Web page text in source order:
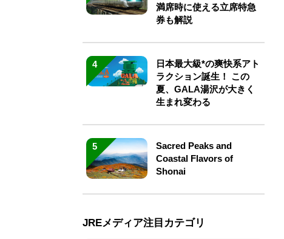
満席時に使える立席特急
券も解説
4
日本最大級*の爽快系アト
ラクション誕生！ この
夏、GALA湯沢が大きく
生まれ変わる
5
Sacred Peaks and
Coastal Flavors of
Shonai
JREメディア注目カテゴリ